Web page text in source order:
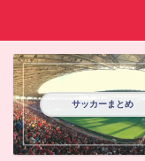
サッカーまとめ